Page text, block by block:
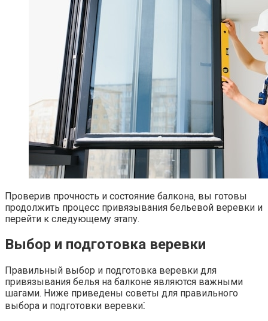
Проверив прочность и состояние балкона‚ вы готовы
продолжить процесс привязывания бельевой веревки и
перейти к следующему этапу.​
Выбор и подготовка веревки
Правильный выбор и подготовка веревки для
привязывания белья на балконе являются важными
шагами.​ Ниже приведены советы для правильного
выбора и подготовки веревки⁚